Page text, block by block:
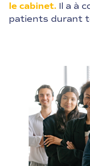
le cabinet. Il a à
patients durant